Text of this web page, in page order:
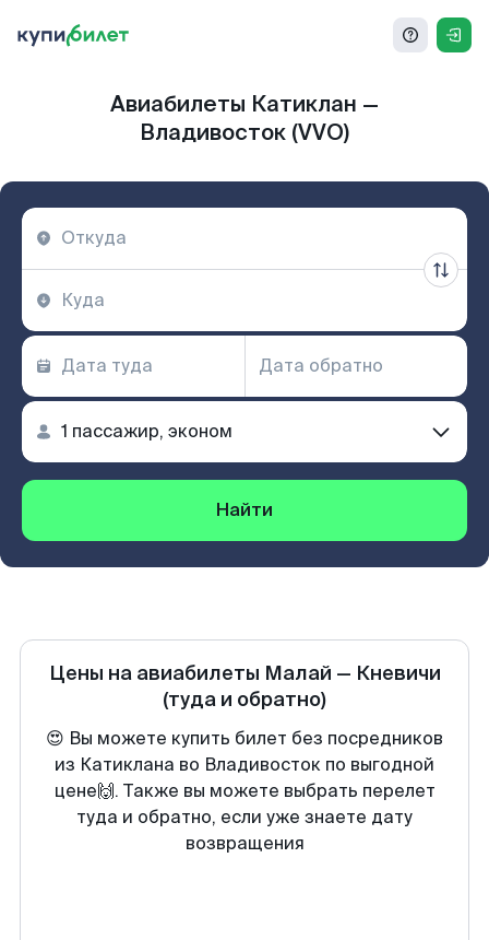
Авиабилеты Катиклан —
Владивосток (VVO)
Найти
Цены на авиабилеты Малай — Кневичи
(туда и обратно)
😍 Вы можете купить билет без посредников
из Катиклана во Владивосток по выгодной
цене🙌. Также вы можете выбрать перелет
туда и обратно, если уже знаете дату
возвращения